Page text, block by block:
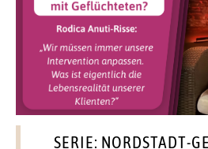
SERIE: NORDSTADT-